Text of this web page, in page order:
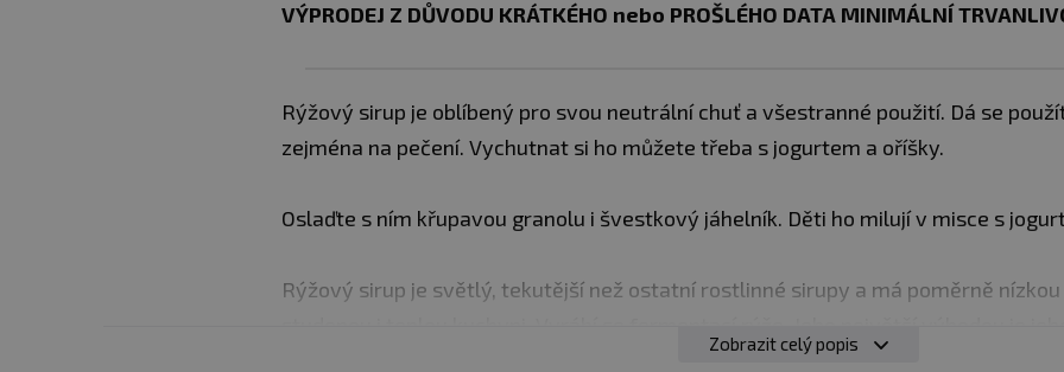
VÝPRODEJ Z DŮVODU KRÁTKÉHO nebo PROŠLÉHO DATA MINIMÁLNÍ
Rýžový sirup je oblíbený pro svou neutrální chuť a všestranné použití. Dá se
zejména na pečení. Vychutnat si ho můžete třeba s jogurtem a oříšky.
Oslaďte s ním křupavou granolu i švestkový jáhelník. Děti ho milují v misce s
Rýžový sirup je světlý, tekutější než ostatní rostlinné sirupy a má poměrně
Zobrazit celý popis